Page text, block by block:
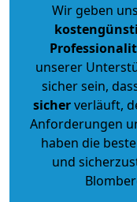
Wir geben
unserer
sicher sein,
sicherverläuft,
Anforderungen
haben die
und